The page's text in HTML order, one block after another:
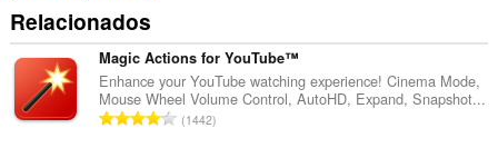
Relacionados
Magic Actions for YouTube™
Enhance your YouTube watching experience! Cinema Mode,
Mouse Wheel Volume Control, AutoHD, Expand, Snapshot...
N1442